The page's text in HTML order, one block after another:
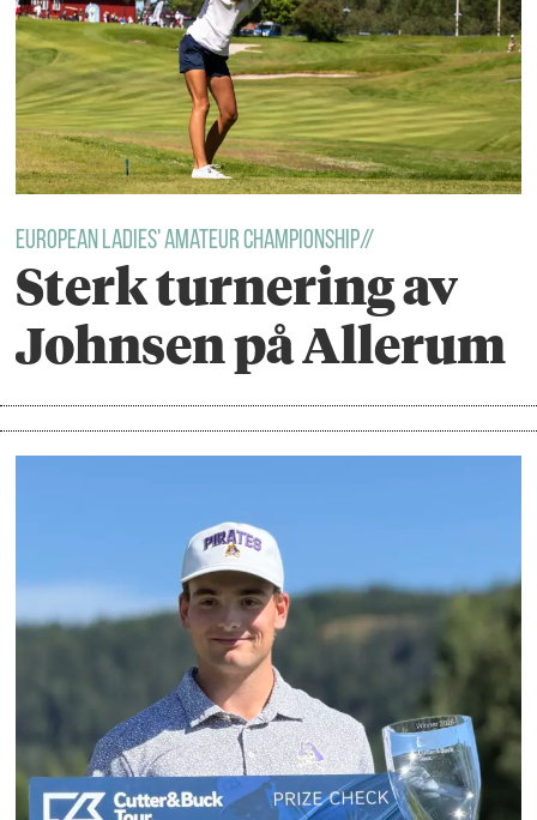
European ladies' amateur championship//
Sterk turnering av
Johnsen på Allerum